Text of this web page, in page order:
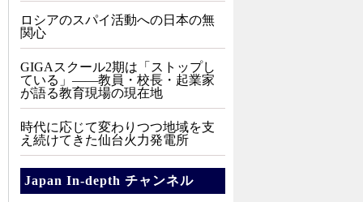
ロシアのスパイ活動への日本の無
関心
GIGAスクール2期は「ストップし
ている」——教員・校長・起業家
が語る教育現場の現在地
時代に応じて変わりつつ地域を支
え続けてきた仙台火力発電所
Japan In-depth チャンネル